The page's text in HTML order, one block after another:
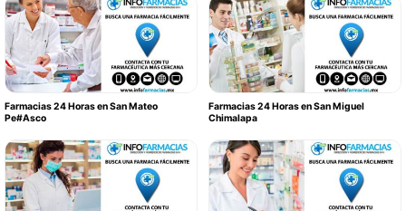
Farmacias 24 Horas en San Mateo
Pe#Asco
Farmacias 24 Horas en San Miguel
Chimalapa